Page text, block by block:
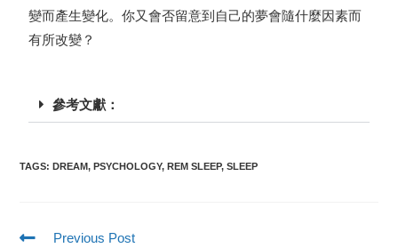
變而產生變化。你又會否留意到自己的夢會隨什麼因素而
有所改變？
參考文獻：
TAGS:DREAM, PSYCHOLOGY, REM SLEEP, SLEEP
Previous Post